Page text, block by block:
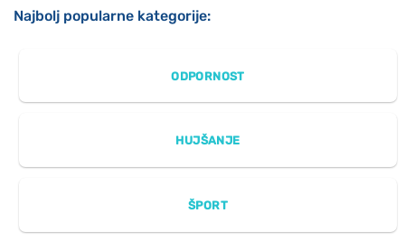
Najbolj popularne kategorije:
ODPORNOST
HUJŠANJE
ŠPORT